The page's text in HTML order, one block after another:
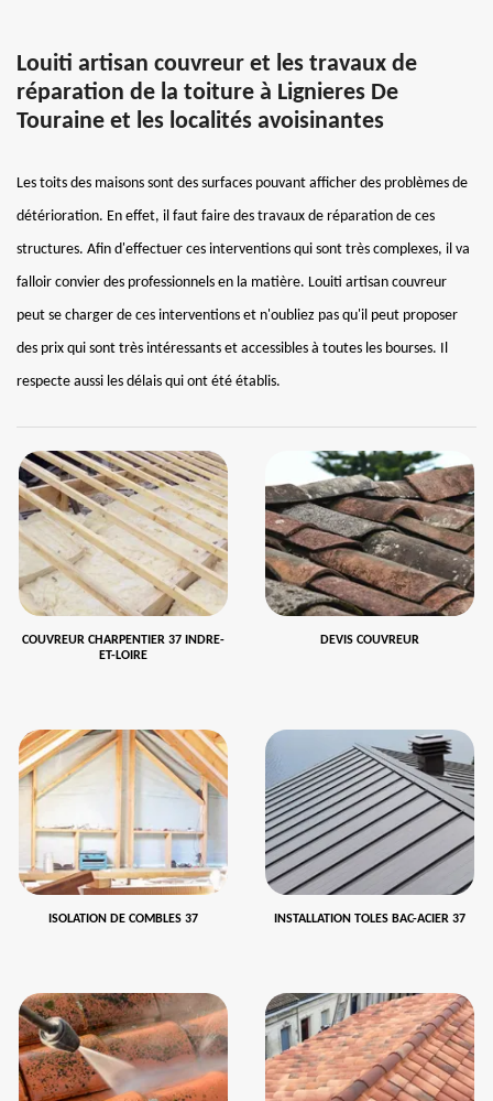
Louiti artisan couvreur et les travaux de
réparation de la toiture à Lignieres De
Touraine et les localités avoisinantes
Les toits des maisons sont des surfaces pouvant afficher des problèmes de
détérioration. En effet, il faut faire des travaux de réparation de ces
structures. Afin d'effectuer ces interventions qui sont très complexes, il va
falloir convier des professionnels en la matière. Louiti artisan couvreur
peut se charger de ces interventions et n'oubliez pas qu'il peut proposer
des prix qui sont très intéressants et accessibles à toutes les bourses. Il
respecte aussi les délais qui ont été établis.
COUVREUR CHARPENTIER 37 INDRE-
ET-LOIRE
DEVIS COUVREUR
ISOLATION DE COMBLES 37 INSTALLATION TOLES BAC-ACIER 37